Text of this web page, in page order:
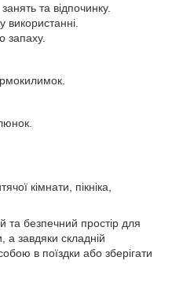
та відпочинку.
використанні.
запаху.
кімнати, пікніка,
та безпечний простір для
а завдяки складній
в поїздки або зберігати